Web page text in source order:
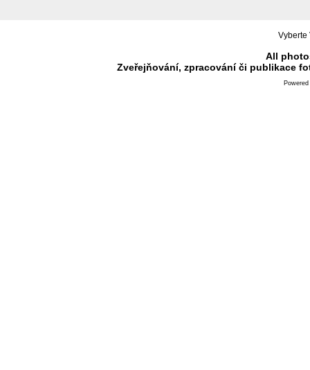
Vyberte
All
Zveřejňování, zpracování či publikace